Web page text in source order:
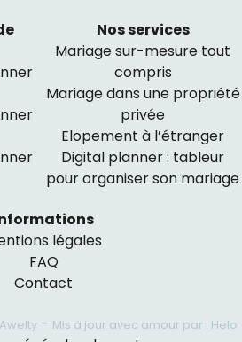
Nos services
Mariage sur-mesure tout
compris
Mariage dans une propriété
privée
Elopement à l’étranger
Digital planner : tableur
pour organiser son mariage
légales
FAQ
Contact
- Mis à jour avec amour par : Helo